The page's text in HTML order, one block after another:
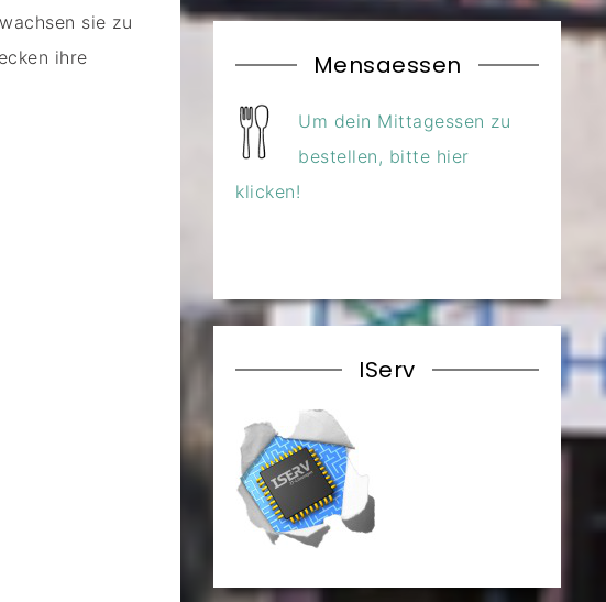
sie zu
ihre
Mensaessen
Um dein Mittagessen zu
bestellen, bitte hier
klicken!
IServ